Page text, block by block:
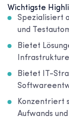
Wichtigste
Spezialisiert
und
Bietet
Bietet IT-
Konzentriert
Aufwands